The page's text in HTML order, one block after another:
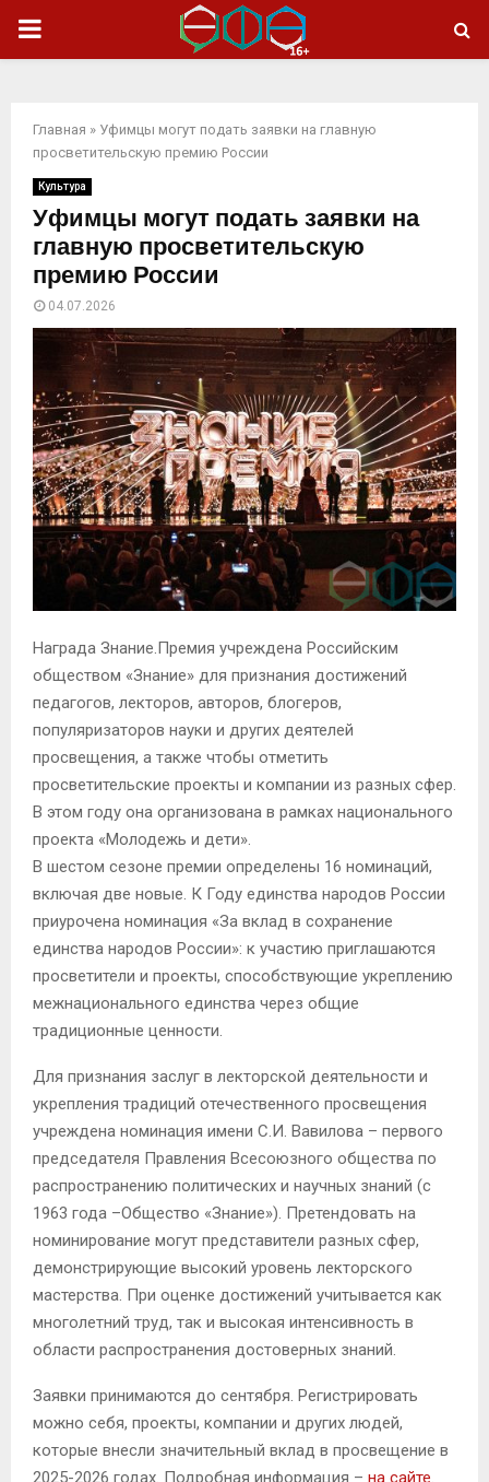
ОСНОВНОЕ
Главная » Уфимцы могут подать заявки на главную
просветительскую премию России
Культура
Уфимцы могут подать заявки на
главную просветительскую
премию России
04.07.2026
Награда Знание.Премия учреждена Российским
обществом «Знание» для признания достижений
педагогов, лекторов, авторов, блогеров,
популяризаторов науки и других деятелей
просвещения, а также чтобы отметить
просветительские проекты и компании из разных сфер.
В этом году она организована в рамках национального
проекта «Молодежь и дети».
В шестом сезоне премии определены 16 номинаций,
включая две новые. К Году единства народов России
приурочена номинация «За вклад в сохранение
единства народов России»: к участию приглашаются
просветители и проекты, способствующие укреплению
межнационального единства через общие
традиционные ценности.
Для признания заслуг в лекторской деятельности и
укрепления традиций отечественного просвещения
учреждена номинация имени С.И. Вавилова – первого
председателя Правления Всесоюзного общества по
распространению политических и научных знаний (с
1963 года –Общество «Знание»). Претендовать на
номинирование могут представители разных сфер,
демонстрирующие высокий уровень лекторского
мастерства. При оценке достижений учитывается как
многолетний труд, так и высокая интенсивность в
области распространения достоверных знаний.
Заявки принимаются до сентября. Регистрировать
можно себя, проекты, компании и других людей,
которые внесли значительный вклад в просвещение в
2025-2026 годах. Подробная информация – на сайте.